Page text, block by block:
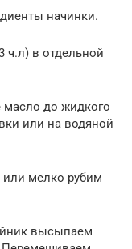
начинки.
ч.л) в отдельной
масло до жидкого
или на водяной
или мелко рубим
высыпаем